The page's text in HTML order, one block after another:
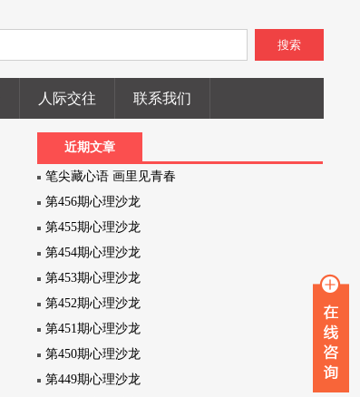
搜索
人际交往 联系我们
近期文章
笔尖藏心语 画里见青春
第456期心理沙龙
第455期心理沙龙
第454期心理沙龙
第453期心理沙龙
第452期心理沙龙
第451期心理沙龙
第450期心理沙龙
第449期心理沙龙